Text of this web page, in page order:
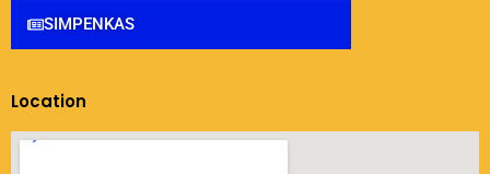
SIMPENKAS
Location